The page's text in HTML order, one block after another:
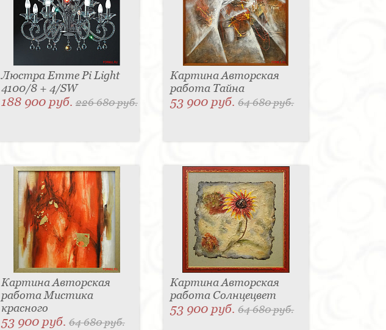
Люстра Emme Pi Light
4100/8 + 4/SW
188 900 руб. 226 680 руб.
Картина Авторская
работа Тайна
53 900 руб.64 680 руб.
Картина Авторская
работа Мистика
красного
53 900 руб. 64 680 руб.
Картина Авторская
работа Солнцецвет
53 900 руб.64 680 руб.